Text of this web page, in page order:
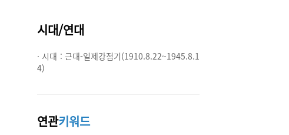
시대/연대
· 시대 : 근대-일제강점기(1910.8.22~1945.8.1
4)
연관키워드